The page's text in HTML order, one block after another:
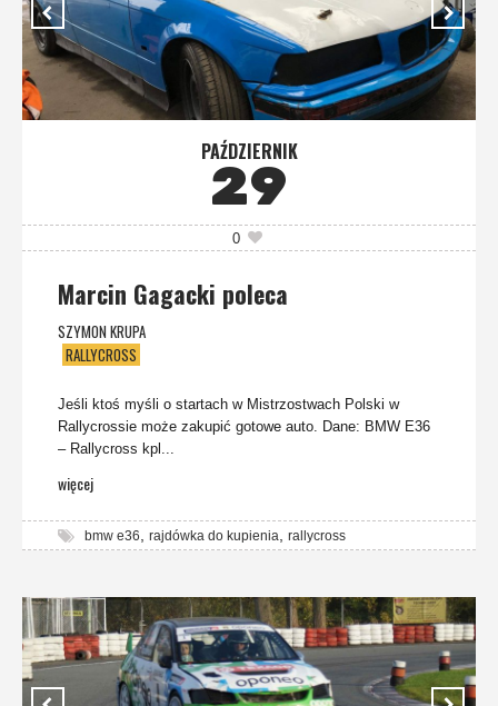
PAŹDZIERNIK
29
0
Marcin Gagacki poleca
SZYMON KRUPA
RALLYCROSS
Jeśli ktoś myśli o startach w Mistrzostwach Polski w
Rallycrossie może zakupić gotowe auto. Dane: BMW E36
– Rallycross kpl...
więcej
bmw e36 rajdówka do kupienia rallycross